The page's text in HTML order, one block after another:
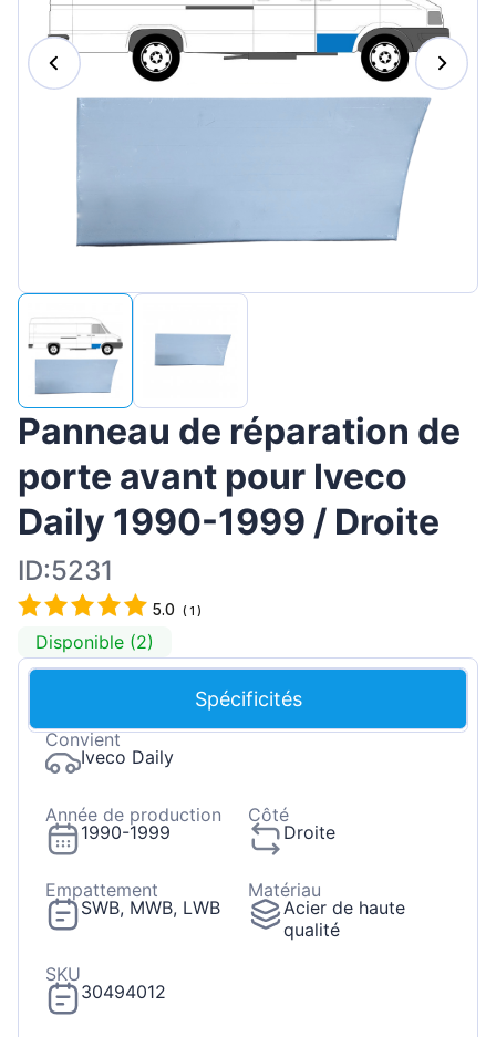
Magyar
Panneau de réparation de
porte avant pour Iveco
Daily 1990-1999 / Droite
ID:5231
5.0 (1 )
Disponible (2)
Spécificités
Convient
Iveco Daily
Année de production
1990-1999
Côté
Droite
Empattement
SWB, MWB, LWB
Matériau
Acier de haute
qualité
SKU
30494012